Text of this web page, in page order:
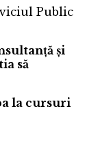
Public
și
să
la cursuri